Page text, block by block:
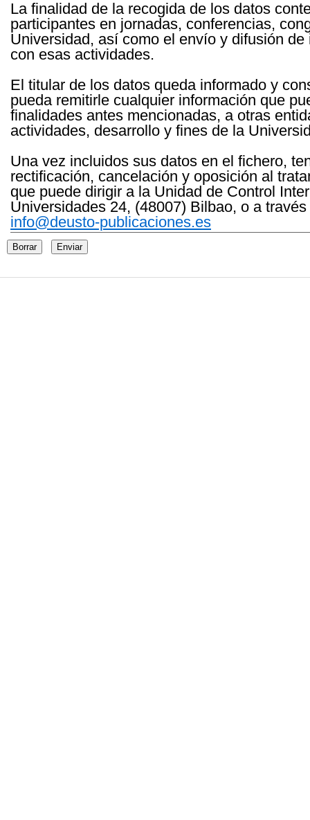
La finalidad de la recogida de los datos
participantes en jornadas, conferencias,
Universidad, así como el envío y difusión
con esas actividades.
El titular de los datos queda informado y
pueda remitirle cualquier información que
finalidades antes mencionadas, a otras
actividades, desarrollo y fines de la
Una vez incluidos sus datos en el fichero,
rectificación, cancelación y oposición al
que puede dirigir a la Unidad de Control
Universidades 24, (48007) Bilbao, o a
info@deusto-publicaciones.es
Borrar Enviar